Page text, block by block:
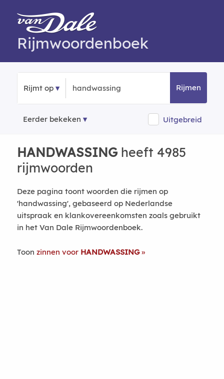
Rijmwoordenboek
Rijmt op Rijmen
Eerder bekeken Uitgebreid
HANDWASSINGheeft 4985
rijmwoorden
Deze pagina toont woorden die rijmen op
'handwassing', gebaseerd op Nederlandse
uitspraak en klankovereenkomsten zoals gebruikt
in het Van Dale Rijmwoordenboek.
Toon zinnen voor HANDWASSING